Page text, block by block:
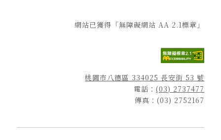
網站已獲得「無障礙網站 AA 2.1標章」
桃園市八德區 334025 長安街 53 號
電話：(03) 2737477
傳真：(03) 2752167